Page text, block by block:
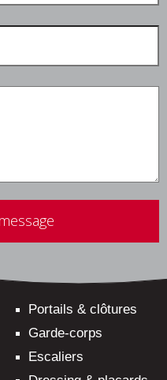
Portails & clôtures
Garde-corps
Escaliers